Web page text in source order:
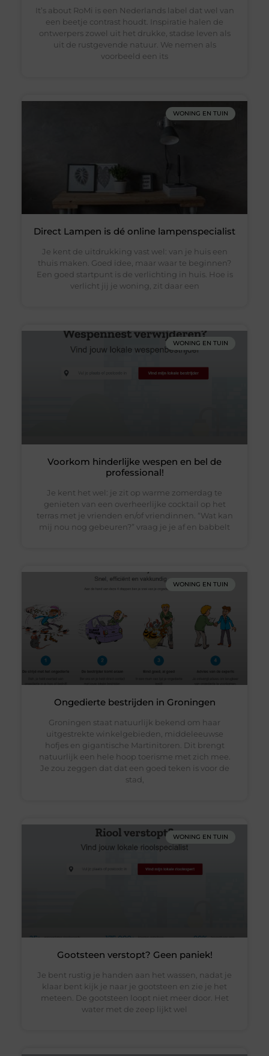
It’s about RoMi is een Nederlands label dat wel van
een beetje contrast houdt. Inspiratie halen de
ontwerpers zowel uit het drukke, stadse leven als
uit de rustgevende natuur. We nemen als
voorbeeld een its
WONING EN TUIN
Direct Lampen is dé online lampenspecialist
Je kent de uitdrukking vast wel: van je huis een
thuis maken. Goed idee, maar waar te beginnen?
Een goed startpunt is de verlichting in huis. Hoe is
verlicht jij je woning, zit daar een
WONING EN TUIN
Voorkom hinderlijke wespen en bel de
professional!
Je kent het wel: je zit op warme zomerdag te
genieten van een overheerlijke cocktail op het
terras met je vrienden en/of vriendinnen. “Wat kan
mij nou nog gebeuren?” vraag je je af en babbelt
WONING EN TUIN
Ongedierte bestrijden in Groningen
Groningen staat natuurlijk bekend om haar
uitgestrekte winkelgebieden, middeleeuwse
hofjes en gigantische Martinitoren. Dit brengt
natuurlijk een hele hoop toerisme met zich mee.
Je zou zeggen dat dat een goed teken is voor de
stad,
WONING EN TUIN
Gootsteen verstopt? Geen paniek!
Je bent rustig je handen aan het wassen, nadat je
klaar bent kijk je naar je gootsteen en zie je het
meteen. De gootsteen loopt niet meer door. Het
water met de zeep lijkt wel